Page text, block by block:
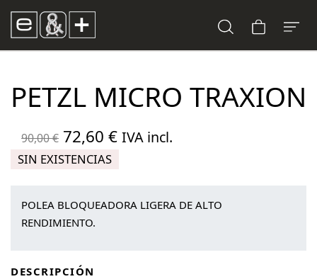
PETZL MICRO TRAXION
90,00€ El
precio
era:
90,00 €.
72,60 €El
es:
IVA incl.
SIN EXISTENCIAS
POLEA BLOQUEADORA LIGERA DE ALTO
RENDIMIENTO.
DESCRIPCIÓN